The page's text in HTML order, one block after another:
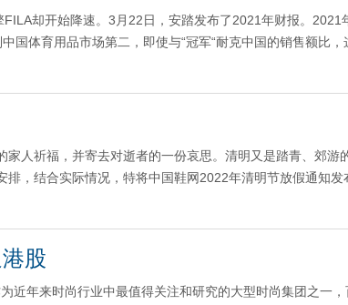
却开始降速。3月22日，安踏发布了2021年财报。2021
国体育用品市场第二，即使与“冠军“耐克中国的销售额比，
人祈福，并寄去对逝者的一份哀思。清明又是踏青、郊游
，结合实际情况，特将中国鞋网2022年清明节放假通知发
股
近年来时尚行业中最值得关注和研究的大型时尚集团之一